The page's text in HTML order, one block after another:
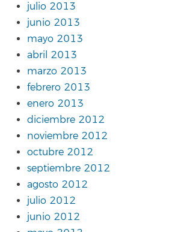
julio 2013
junio 2013
mayo 2013
abril 2013
marzo 2013
febrero 2013
enero 2013
diciembre 2012
noviembre 2012
octubre 2012
septiembre 2012
agosto 2012
julio 2012
junio 2012